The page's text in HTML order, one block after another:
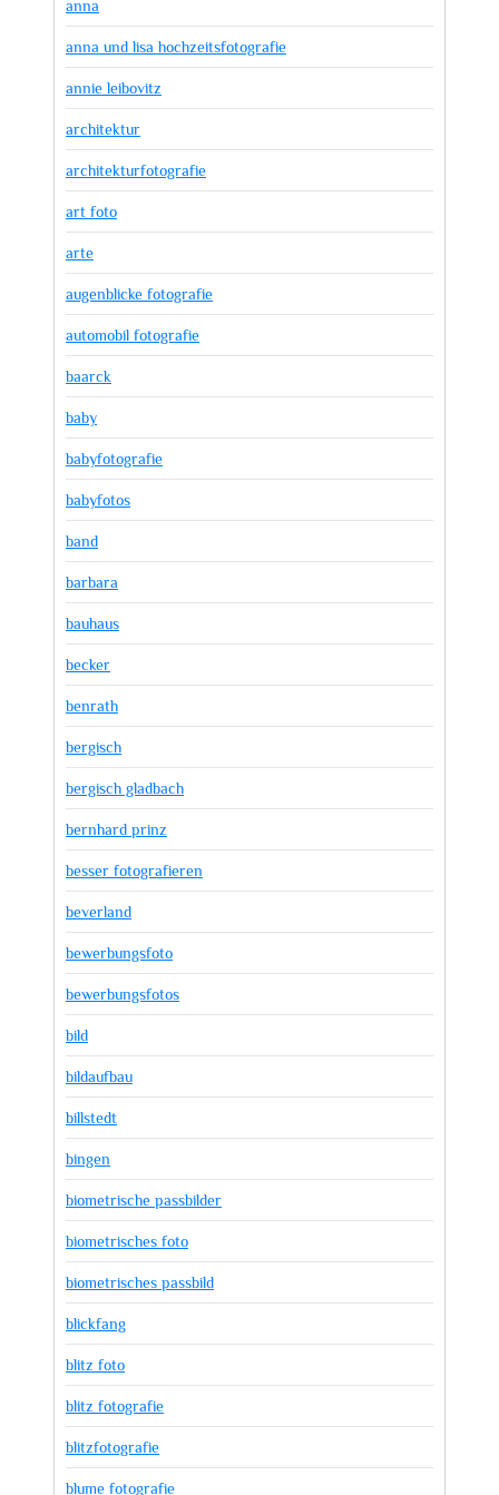
anna
anna und lisa hochzeitsfotografie
annie leibovitz
architektur
architekturfotografie
art foto
arte
augenblicke fotografie
automobil fotografie
baarck
baby
babyfotografie
babyfotos
band
barbara
bauhaus
becker
benrath
bergisch
bergisch gladbach
bernhard prinz
besser fotografieren
beverland
bewerbungsfoto
bewerbungsfotos
bild
bildaufbau
billstedt
bingen
biometrische passbilder
biometrisches foto
biometrisches passbild
blickfang
blitz foto
blitz fotografie
blitzfotografie
blume fotografie